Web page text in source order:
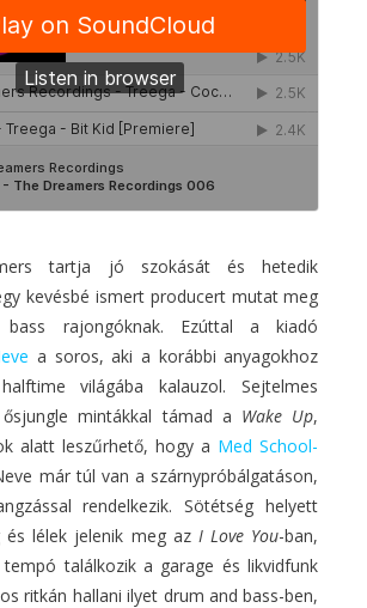
tartja jó szokását és hetedik
kevésbé ismert producert mutat meg
rajongóknak. Ezúttal a kiadó
a soros, aki a korábbi anyagokhoz
világába kalauzol. Sejtelmes
mintákkal támad a Wake Up,
alatt leszűrhető, hogy a Med School-
már túl van a szárnypróbálgatáson,
rendelkezik. Sötétség helyett
és lélek jelenik meg az I Love You-ban,
találkozik a garage és likvidfunk
ritkán hallani ilyet drum and bass-ben,